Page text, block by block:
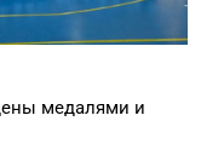
медалями и